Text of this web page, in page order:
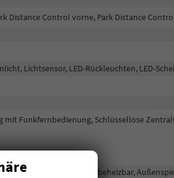
Distance Control vorne, Park Distance
Lichtsensor, LED-Rückleuchten, LED-
Funkfernbedienung, Schlüssellose
Außenspiegel beheizbar,